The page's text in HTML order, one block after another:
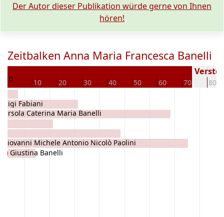
Der Autor dieser Publikation würde gerne von Ihnen
hören!
Zeitbalken Anna Maria Francesca Banelli
0 10 20 30 40 50 60 70 80
Luigi Fabiani
Orsola Caterina Maria Banelli
Giovanni Michele Antonio Nicolò Paolini
Giustina Banelli